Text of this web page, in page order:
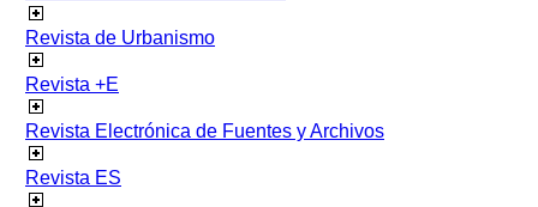
Revista de Urbanismo
Revista +E
Revista Electrónica de Fuentes y Archivos
Revista ES